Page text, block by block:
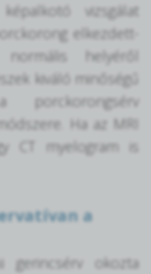
vizsgálat
elkezdett-
helyéről
kiváló minőségű
Ha az MRI
CT myelogram is
a
okozta